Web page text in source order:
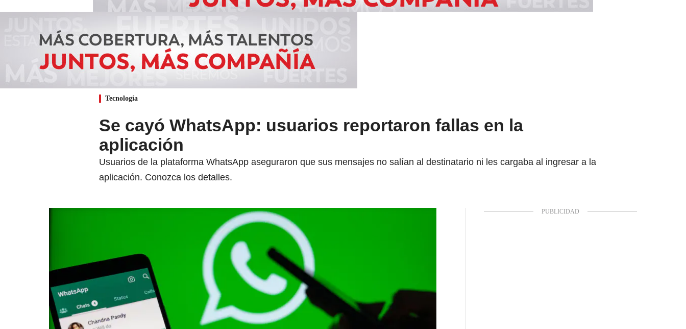
Tecnología
Se cayó WhatsApp: usuarios reportaron fallas en la
aplicación
Usuarios de la plataforma WhatsApp aseguraron que sus mensajes no salían al destinatario ni les cargaba al ingresar a la
aplicación. Conozca los detalles.